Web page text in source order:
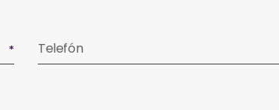
Telefón